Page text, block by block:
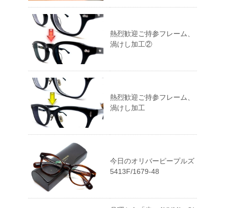
熱烈歓迎ご持参フレーム、
渦けし加工②
熱烈歓迎ご持参フレーム、
渦けし加工
今日のオリバーピープルズ
5413F/1679-48